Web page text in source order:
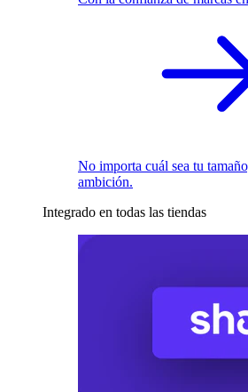
No importa cuál sea tu
ambición.
Integrado en todas las tiendas